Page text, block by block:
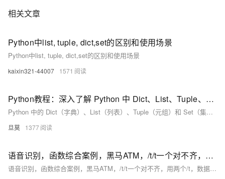
相关文章
Python中list, tuple, dict,set的区别和使用场景
Python中list, tuple, dict,set的区别和使用场景
kaixin321-44007 1571
Python教程：深入了解 Python 中 Dict、List、Tuple、Set 的高级用法
Python 中的 Dict（字典）、List（列表）、Tuple（元组）和 Set（集合）是常用的数据结构，它们各自有着不同的特性和用途。在本文中，我们将深入了解这些数据结构的高级用法，并提供详细的说明和代码示例。
旦莫 1377
语音识别，函数综合案例，黑马ATM，/t/t一个对不齐，用两个/t，数据容器入门,数据容器可以分为列表(list)、元组(tuple)、字符串(str)、集合(set)、字典（dict）
语音识别，函数综合案例，黑马ATM，/t/t一个对不齐，用两个/t，数据容器入门,数据容器可以分为列表(list)、元组(tuple)、字符串(str)、集合(set)、字典（dict）